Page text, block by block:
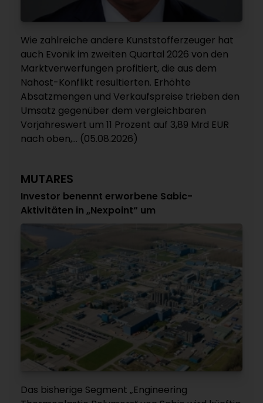
Wie zahlreiche andere Kunststofferzeuger hat
auch Evonik im zweiten Quartal 2026 von den
Marktverwerfungen profitiert, die aus dem
Nahost-Konflikt resultierten. Erhöhte
Absatzmengen und Verkaufspreise trieben den
Umsatz gegenüber dem vergleichbaren
Vorjahreswert um 11 Prozent auf 3,89 Mrd EUR
nach oben,... (05.08.2026)
MUTARES
Investor benennt erworbene Sabic-
Aktivitäten in „Nexpoint“ um
Das bisherige Segment „Engineering